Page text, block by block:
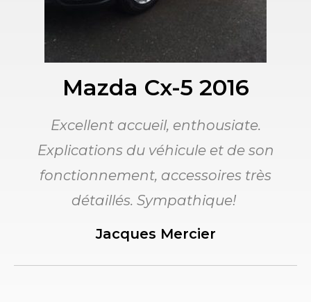
Mazda Cx-5 2016
Excellent accueil, enthousiate.
Explications du véhicule et de son
fonctionnement, accessoires très
détaillés. Sympathique!
Jacques Mercier